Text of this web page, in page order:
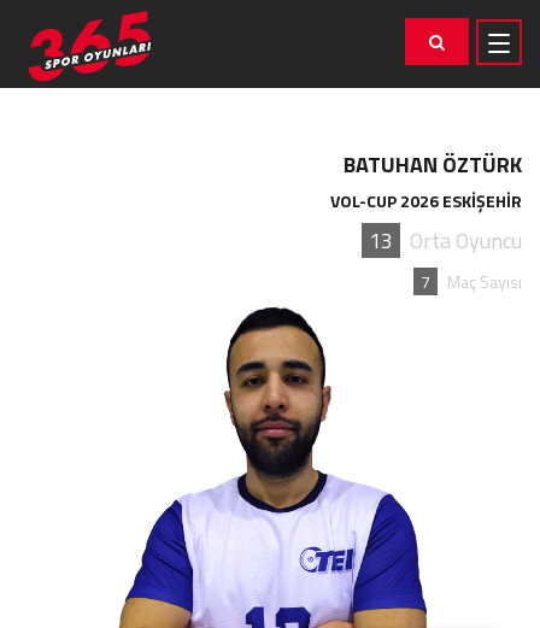
BATUHAN ÖZTÜRK
VOL-CUP 2026 ESKİŞEHİR
13 Orta Oyuncu
7 Maç Sayısı